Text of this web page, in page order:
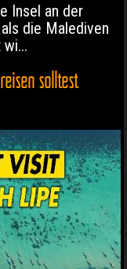
Insel an der
die Malediven
solltest